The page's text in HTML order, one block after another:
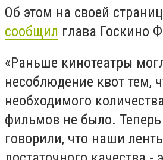
Об этом на своей
сообщил глава Госкино
«Раньше кинотеатры
несоблюдение квот тем,
необходимого
фильмов не было.
говорили, что наши